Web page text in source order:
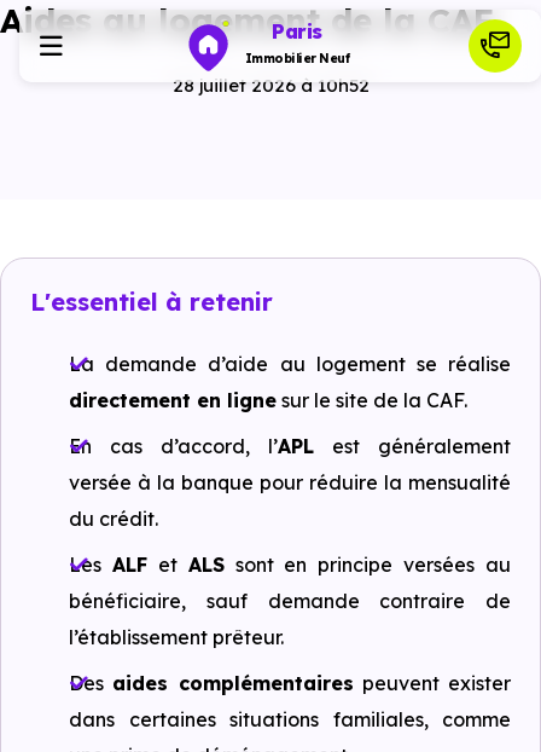
Paris
Immobilier Neuf
Investir
Actualités
Ressources
Financer
Aides au logement de la CAF
28 juillet 2026 à 10h52
L'essentiel à retenir
La demande d’aide au logement se réalise
directement en ligne sur le site de la CAF.
En cas d’accord, l’APL est généralement
versée à la banque pour réduire la mensualité
du crédit.
Les ALFet ALSsont en principe versées au
bénéficiaire, sauf demande contraire de
l’établissement prêteur.
Des aides complémentaires peuvent exister
dans certaines situations familiales, comme